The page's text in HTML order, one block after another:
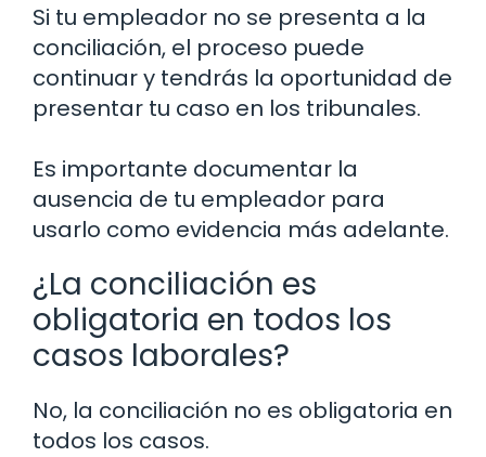
Si tu empleador no se presenta a la
conciliación, el proceso puede
continuar y tendrás la oportunidad de
presentar tu caso en los tribunales.
Es importante documentar la
ausencia de tu empleador para
usarlo como evidencia más adelante.
¿La conciliación es
obligatoria en todos los
casos laborales?
No, la conciliación no es obligatoria en
todos los casos.